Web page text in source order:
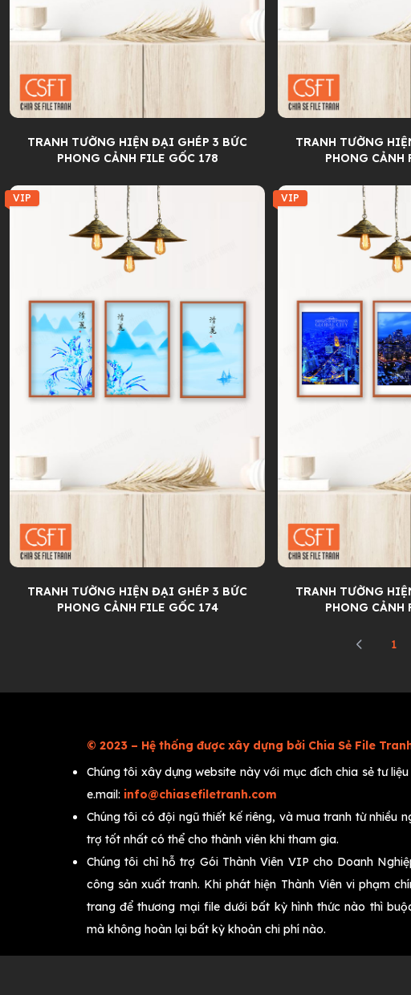
TRANH TƯỜNG HIỆN ĐẠI GHÉP 3 BỨC
PHONG CẢNH FILE GỐC 178
TRANH TƯỜNG
PHONG CẢNH
VIP
TRANH TƯỜNG HIỆN ĐẠI GHÉP 3 BỨC
PHONG CẢNH FILE GỐC 174
VIP
TRANH TƯỜNG
PHONG CẢNH
1
© 2023 – Hệ thống được xây dựng bởi Chia Sẻ File
Chúng tôi xây dựng website này với mục đích chia sẻ tư
e.mail: info@chiasefiletranh.com
Chúng tôi có đội ngũ thiết kế riêng, và mua tranh từ nhiều
trợ tốt nhất có thể cho thành viên khi tham gia.
Chúng tôi chỉ hỗ trợ Gói Thành Viên VIP cho Doanh
công sản xuất tranh. Khi phát hiện Thành Viên vi phạm
trang để thương mại file dưới bất kỳ hình thức nào thì
mà không hoàn lại bất kỳ khoản chi phí nào.